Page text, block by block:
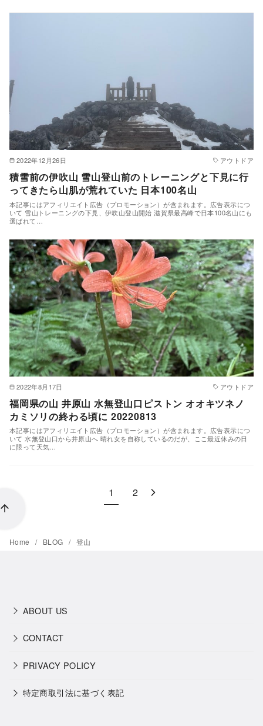
2022年12月26日 アウトドア
積雪前の伊吹山 雪山登山前のトレーニングと下見に行
ってきたら山肌が荒れていた 日本100名山
本記事にはアフィリエイト広告（プロモーション）が含まれます。広告表示につ
いて 雪山トレーニングの下見、伊吹山登山開始 滋賀県最高峰で日本100名山にも
選ばれて…
2022年8月17日 アウトドア
福岡県の山 井原山 水無登山口ピストン オオキツネノ
カミソリの終わる頃に 20220813
本記事にはアフィリエイト広告（プロモーション）が含まれます。広告表示につ
いて 水無登山口から井原山へ 晴れ女を自称しているのだが、ここ最近休みの日
に限って天気…
1 2
Home BLOG 登山
ABOUT US
CONTACT
PRIVACY POLICY
特定商取引法に基づく表記